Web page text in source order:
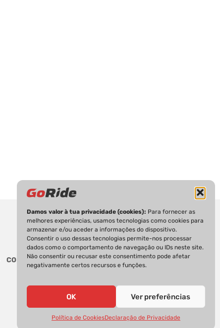
Damos valor à tua privacidade (cookies): Para fornecer as
melhores experiências, usamos tecnologias como cookies para
armazenar e/ou aceder a informações do dispositivo.
Consentir o uso dessas tecnologias permite-nos processar
dados como o comportamento de navegação ou IDs neste site.
Não consentir ou recusar este consentimento pode afetar
negativamente certos recursos e funções.
OK Ver preferências
Política de CookiesDeclaração de Privacidade
CONTACTOS